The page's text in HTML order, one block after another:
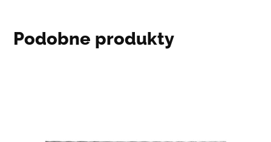
Podobne produkty